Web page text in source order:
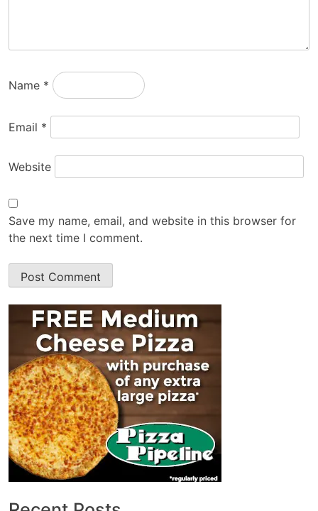
Name *
Email *
Website
Save my name, email, and website in this browser for
the next time I comment.